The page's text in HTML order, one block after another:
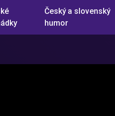
Český a slovenský
humor